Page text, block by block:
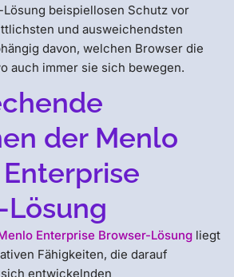
beispiellosen Schutz vor
und ausweichendsten
davon, welchen Browser die
auch immer sie sich bewegen.
der Menlo
Lösung
Enterprise Browser-Lösung liegt
Fähigkeiten, die darauf
entwickelnden